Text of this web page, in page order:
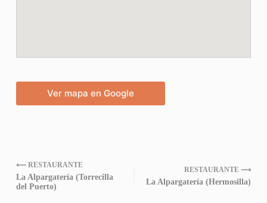
Ver mapa en Google
⟵ RESTAURANTE
La Alpargatería (Torrecilla
del Puerto)
RESTAURANTE ⟶
La Alpargatería (Hermosilla)